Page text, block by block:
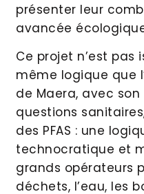
présenter leur
avancée
Ce projet n’est pas
même logique que
de Maera, avec
questions
des PFAS : une
technocratique et
grands opérateurs
déchets, l’eau, les